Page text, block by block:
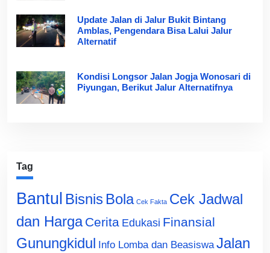
Update Jalan di Jalur Bukit Bintang
Amblas, Pengendara Bisa Lalui Jalur
Alternatif
Kondisi Longsor Jalan Jogja Wonosari di
Piyungan, Berikut Jalur Alternatifnya
Tag
Bantul Bisnis Bola Cek Fakta Cek Jadwal
dan Harga Cerita Edukasi Finansial
Gunungkidul Info Lomba dan Beasiswa Jalan